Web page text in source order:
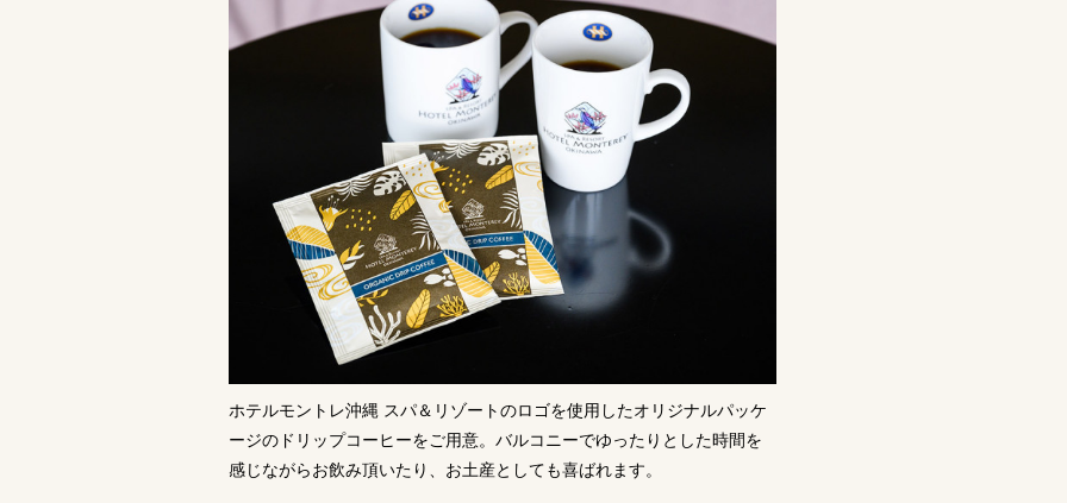
ホテルモントレ沖縄 スパ＆リゾートのロゴを使用したオリジナルパッケ
ージのドリップコーヒーをご用意。バルコニーでゆったりとした時間を
感じながらお飲み頂いたり、お土産としても喜ばれます。